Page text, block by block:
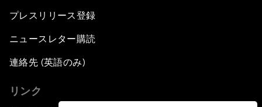
プレスリリース登録
ニュースレター購読
連絡先 (英語のみ)
リンク